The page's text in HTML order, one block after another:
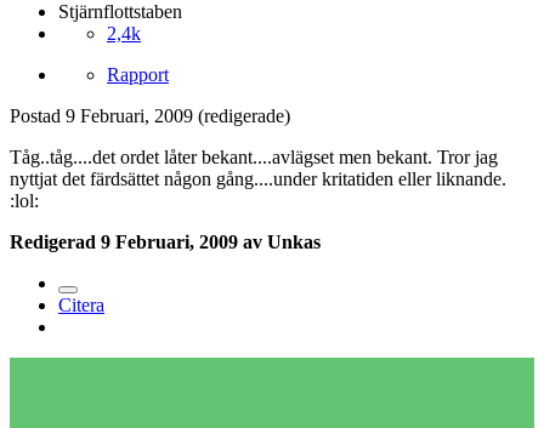
Stjärnflottstaben
2,4k
Rapport
Postad 9 Februari, 2009 (redigerade)
Tåg..tåg....det ordet låter bekant....avlägset men bekant. Tror jag
nyttjat det färdsättet någon gång....under kritatiden eller liknande.
:lol:
Redigerad 9 Februari, 2009 av Unkas
Citera